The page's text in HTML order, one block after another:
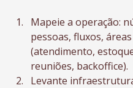
Mapeie a operação:
pessoas, fluxos, áreas
(atendimento,
reuniões, backoffice).
Levante